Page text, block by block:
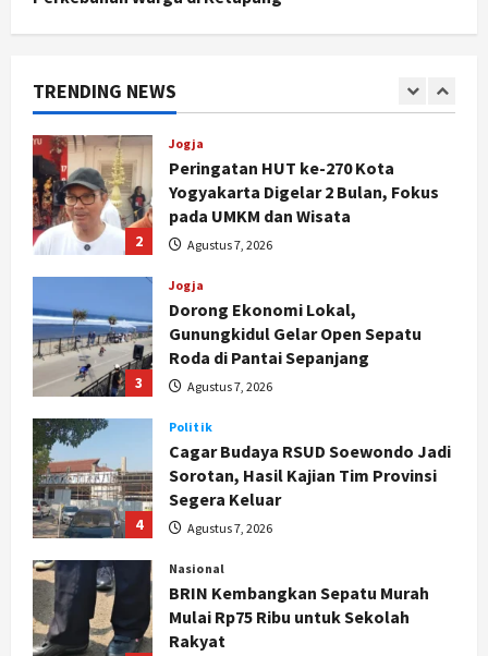
TRENDING NEWS
2
Jogja
Peringatan HUT ke-270 Kota
3
Jogja
Dorong Ekonomi Lokal,
Gunungkidul Gelar Open Sepatu
Roda di Pantai Sepanjang
Agustus 7, 2026
4
Politik
Cagar Budaya RSUD Soewondo Jadi
Sorotan, Hasil Kajian Tim Provinsi
Segera Keluar
Agustus 7, 2026
5
Nasional
BRIN Kembangkan Sepatu Murah
Mulai Rp75 Ribu untuk Sekolah
Rakyat
Agustus 7, 2026
Politik
Hari Jadi Pati ke-703 Jadi
Momentum Kemajuan, Ini Pesan Ali
Badrudin